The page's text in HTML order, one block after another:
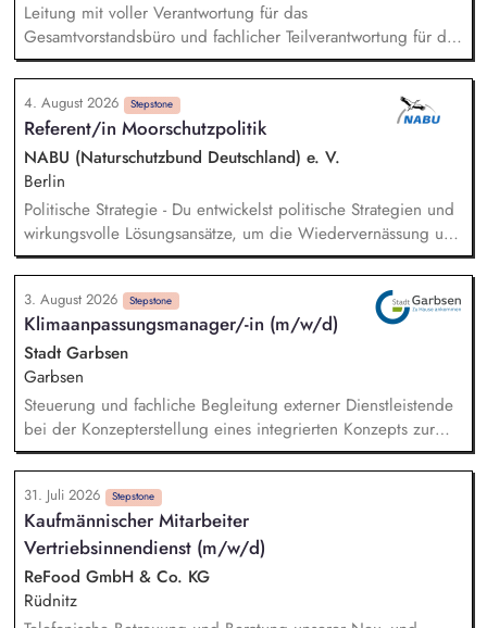
Leitung mit voller Verantwortung für das
Gesamtvorstandsbüro und fachlicher Teilverantwortung für die
Mitarbeitenden der Vorstandsbüros. Budgetsteuerung
Vorstandsbüro. Management des Berichtswesens; Steuerung
und Sicherstellung der fristgerechten Abgabe. Inhaltliche
Vorbereitung, Steuerung, Durchführung und Nachbereitung
von Terminen mit satzungsgemäßen Gremien (Kuratorium,
Beirat). Analyse, Bewertung und Ausarbeitung von
Entscheidungsvorlagen sowie von strategischen und
operativen Aufgabenstellungen.
4. August 2026 Stepstone
Referent/in Moorschutzpolitik
NABU (Naturschutzbund Deutschland) e. V.
Berlin
Politische Strategie - Du entwickelst politische Strategien und
wirkungsvolle Lösungsansätze, um die Wiedervernässung und
nachhaltige Nutzung von Mooren sowie den natürlichen
Klimaschutz auf deutscher und europäischer Ebene
voranzubringen. Analyse & Positionierung - Du analysierst
relevante politische und regulatorische Entwicklungen,
bereitest fundierte Entscheidungsgrundlagen auf und
gestaltest die fachliche Positionierung des NABU zu zentralen
Moorschutzthemen mit. Vernetzung & Koordination - Du
koordinierst die moorschutzpolitische Arbeit des NABU über
Projekte, Fachbereiche und Partnerorganisationen hinweg.
3. August 2026 Stepstone
Klimaanpassungsmanager/-in (m/w/d)
Stadt Garbsen
Garbsen
Steuerung und fachliche Begleitung externer Dienstleistende
bei der Konzepterstellung eines integrierten Konzepts zur
nachhaltigen Klimaanpassung und für Natürlichen
Klimaschutz. Analyse klimatischer Risiken und Betroffenheiten
der Kommune (z. B. Hitze, Starkregen, Trockenheit).
Identifikation kommunaler Handlungsfelder der
Klimaanpassung. Erarbeitung eines Maßnahmenkatalogs mit
Priorisierung zur Entwicklung von Umsetzungsstrategien.
Integration der Klimaanpassung als Querschnittsaufgabe in
bestehende Verwaltungsprozesse und Strukturen.
31. Juli 2026 Stepstone
Kaufmännischer Mitarbeiter
Vertriebsinnendienst (m/w/d)
ReFood GmbH & Co. KG
Rüdnitz